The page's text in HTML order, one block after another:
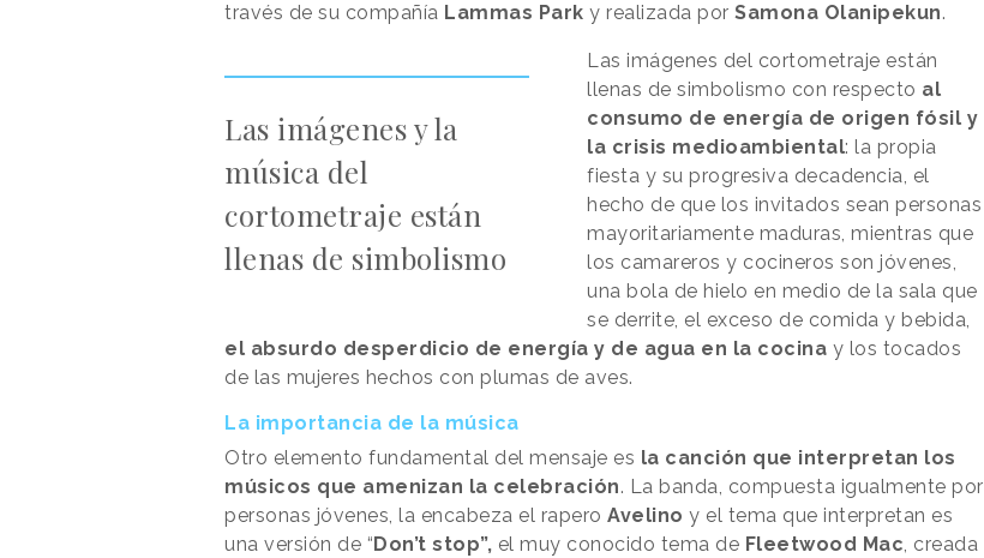
través de su compañía Lammas Park y realizada por Samona Olanipekun.
Las imágenes y la
música del
cortometraje están
llenas de simbolismo
Las imágenes del cortometraje están
llenas de simbolismo con respecto al
consumo de energía de origen fósil y
la crisis medioambiental: la propia
fiesta y su progresiva decadencia, el
hecho de que los invitados sean personas
mayoritariamente maduras, mientras que
los camareros y cocineros son jóvenes,
una bola de hielo en medio de la sala que
se derrite, el exceso de comida y bebida,
el absurdo desperdicio de energía y de agua en la cocina y los tocados
de las mujeres hechos con plumas de aves.
La importancia de la música
Otro elemento fundamental del mensaje es la canción que interpretan los
músicos que amenizan la celebración. La banda, compuesta igualmente por
personas jóvenes, la encabeza el rapero Avelino y el tema que interpretan es
una versión de “ Don’t stop”, el muy conocido tema de Fleetwood Mac, creada